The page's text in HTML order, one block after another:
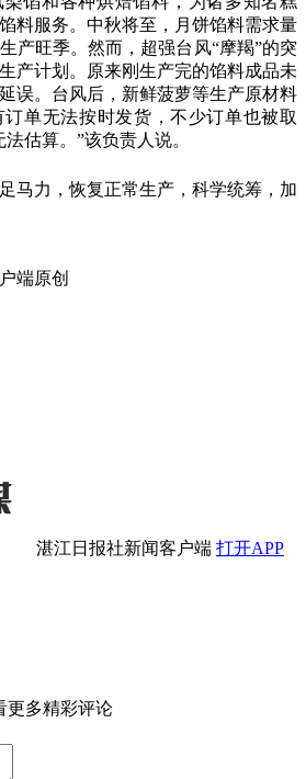
料服务。中秋将至，月饼馅料需求量
产旺季。然而，超强台风“摩羯”的突
产计划。原来刚生产完的馅料成品未
误。台风后，新鲜菠萝等生产原材料
单无法按时发货，不少订单也被取
估算。”该负责人说。
马力，恢复正常生产，科学统筹，加
端原创
湛江日报社新闻客户端 打开APP
更多精彩评论